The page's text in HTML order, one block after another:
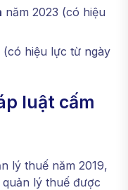
năm 2023 (có hiệu
(có hiệu lực từ ngày
luật cấm
lý thuế năm 2019,
lý thuế được